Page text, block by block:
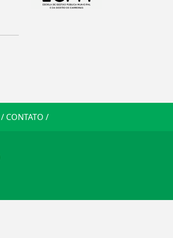
/ CONTATO /